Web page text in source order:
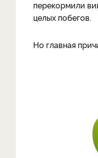
перекормили
целых побегов.
Но главная